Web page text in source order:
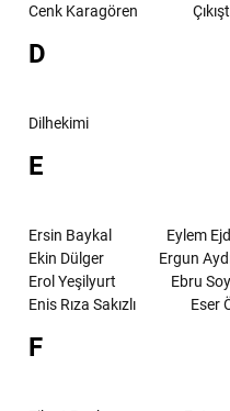
Cenk Karagören
D
Dilhekimi
E
Ersin Baykal Eylem
Ekin Dülger
Ergun
Erol Yeşilyurt
Ebru
Enis Rıza Sakızlı
Eser
F